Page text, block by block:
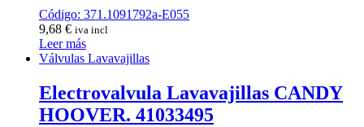
Código: 371.1091792a-E055
9,68 € iva incl
Leer más
Válvulas Lavavajillas
Electrovalvula Lavavajillas CANDY
HOOVER. 41033495